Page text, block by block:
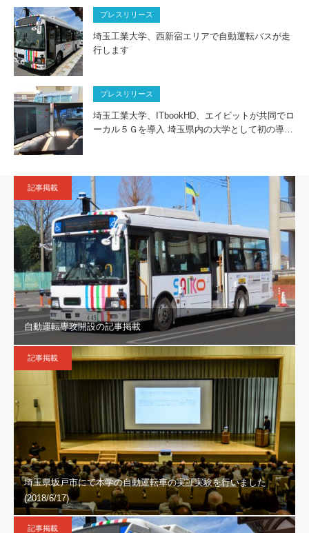
プレスリリース
埼玉工業大学、西新宿エリアで自動運転バスが走
行します
プレスリリース
埼玉工業大学、ITbookHD、エイビットが共同でロ
ーカル５Ｇを導入 埼玉県内の大学として初の導…
記事掲載
自動運転専攻開設の記事掲載
記事掲載
埼玉県坂戸市にて本学の自動運転車の実証実験を行いました
(2018/6/17)
記事掲載